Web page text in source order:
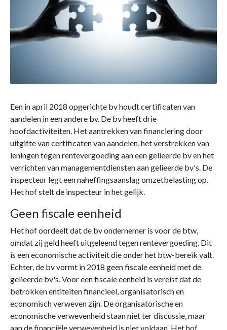
Een in april 2018 opgerichte bv houdt certificaten van
aandelen in een andere bv. De bv heeft drie
hoofdactiviteiten. Het aantrekken van financiering door
uitgifte van certificaten van aandelen, het verstrekken van
leningen tegen rentevergoeding aan een gelieerde bv en het
verrichten van managementdiensten aan gelieerde bv's. De
inspecteur legt een naheffingsaanslag omzetbelasting op.
Het hof stelt de inspecteur in het gelijk.
Geen fiscale eenheid
Het hof oordeelt dat de bv ondernemer is voor de btw,
omdat zij geld heeft uitgeleend tegen rentevergoeding. Dit
is een economische activiteit die onder het btw-bereik valt.
Echter, de bv vormt in 2018 geen fiscale eenheid met de
gelieerde bv's. Voor een fiscale eenheid is vereist dat de
betrokken entiteiten financieel, organisatorisch en
economisch verweven zijn. De organisatorische en
economische verwevenheid staan niet ter discussie, maar
aan de financiële verwevenheid is niet voldaan. Het hof